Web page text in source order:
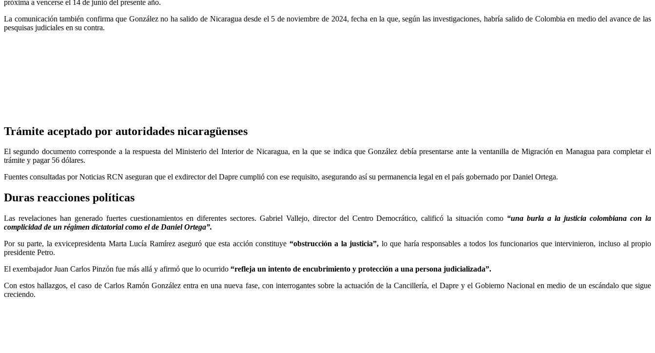
próxima a vencerse el 14 de junio del presente año.
La comunicación también confirma que González no ha salido de Nicaragua desde el 5 de noviembre de 2024, fecha en la que, según las investigaciones, habría salido de Colombia en medio del avance de las
pesquisas judiciales en su contra.
Trámite aceptado por autoridades nicaragüenses
El segundo documento corresponde a la respuesta del Ministerio del Interior de Nicaragua, en la que se indica que González debía presentarse ante la ventanilla de Migración en Managua para completar el
trámite y pagar 56 dólares.
Fuentes consultadas por Noticias RCN aseguran que el exdirector del Dapre cumplió con ese requisito, asegurando así su permanencia legal en el país gobernado por Daniel Ortega.
Duras reacciones políticas
Las revelaciones han generado fuertes cuestionamientos en diferentes sectores. Gabriel Vallejo, director del Centro Democrático, calificó la situación como “una burla a la justicia colombiana con la
complicidad de un régimen dictatorial como el de Daniel Ortega”.
Por su parte, la exvicepresidenta Marta Lucía Ramírez aseguró que esta acción constituye “obstrucción a la justicia”, lo que haría responsables a todos los funcionarios que intervinieron, incluso al propio
presidente Petro.
El exembajador Juan Carlos Pinzón fue más allá y afirmó que lo ocurrido “refleja un intento de encubrimiento y protección a una persona judicializada”.
Con estos hallazgos, el caso de Carlos Ramón González entra en una nueva fase, con interrogantes sobre la actuación de la Cancillería, el Dapre y el Gobierno Nacional en medio de un escándalo que sigue
creciendo.